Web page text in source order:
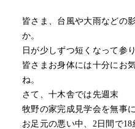
皆さま、台風や大雨などの
か。
日が少しずつ短くなって参
皆さまお身体には十分にお
ね。
さて、十木舎では先週末
牧野の家完成見学会を無事
お足元の悪い中、2日間で18